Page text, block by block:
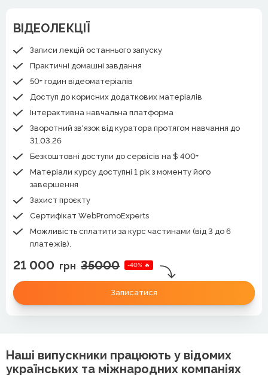
ВІДЕОЛЕКЦІЇ
Записи лекцій останнього запуску
Практичні домашні завдання
50+ годин відеоматеріалів
Доступ до корисних додаткових матеріалів
Інтерактивна навчальна платформа
Зворотний зв'язок від куратора протягом навчання до
31.03.26
Безкоштовні доступи до сервісів на $ 400+
Матеріали курсу доступні 1 рік з моменту його
завершення
Захист проєкту
Сертифікат WebPromoExperts
Можливість сплатити за курс частинами (від 3 до 6
платежів).
21 000 грн 35000 -40% 🔥
Записатися
Наші випускники працюють у відомих
українських та міжнародних компаніях